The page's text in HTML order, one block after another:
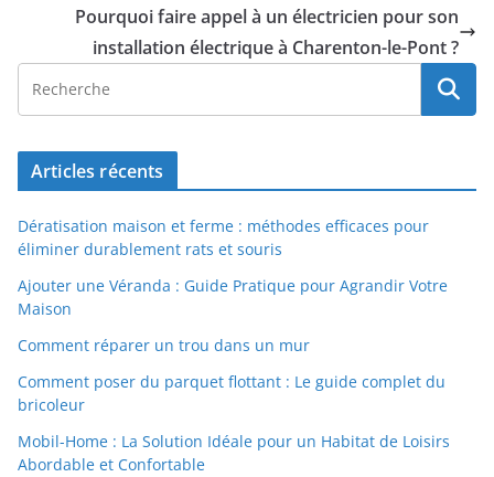
Pourquoi faire appel à un électricien pour son
installation électrique à Charenton-le-Pont ?
Articles récents
Dératisation maison et ferme : méthodes efficaces pour
éliminer durablement rats et souris
Ajouter une Véranda : Guide Pratique pour Agrandir Votre
Maison
Comment réparer un trou dans un mur
Comment poser du parquet flottant : Le guide complet du
bricoleur
Mobil-Home : La Solution Idéale pour un Habitat de Loisirs
Abordable et Confortable